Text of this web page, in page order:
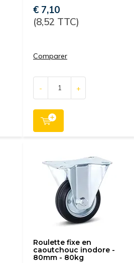
€ 7,10
(8,52 TTC)
Comparer
- +
Roulette fixe en
caoutchouc inodore -
80mm - 80kg